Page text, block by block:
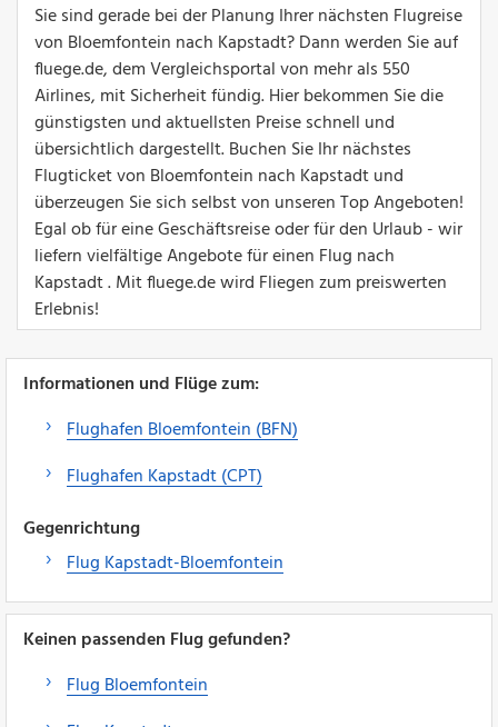
Sie sind gerade bei der Planung Ihrer nächsten Flugreise
von Bloemfontein nach Kapstadt? Dann werden Sie auf
fluege.de, dem Vergleichsportal von mehr als 550
Airlines, mit Sicherheit fündig. Hier bekommen Sie die
günstigsten und aktuellsten Preise schnell und
übersichtlich dargestellt. Buchen Sie Ihr nächstes
Flugticket von Bloemfontein nach Kapstadt und
überzeugen Sie sich selbst von unseren Top Angeboten!
Egal ob für eine Geschäftsreise oder für den Urlaub - wir
liefern vielfältige Angebote für einen Flug nach
Kapstadt . Mit fluege.de wird Fliegen zum preiswerten
Erlebnis!
Informationen und Flüge zum:
Flughafen Bloemfontein (BFN)
Flughafen Kapstadt (CPT)
Gegenrichtung
Flug Kapstadt-Bloemfontein
Keinen passenden Flug gefunden?
Flug Bloemfontein